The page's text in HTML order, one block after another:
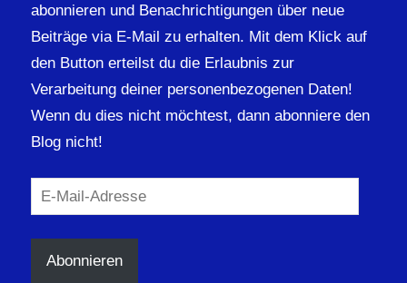
abonnieren und Benachrichtigungen über neue
Beiträge via E-Mail zu erhalten. Mit dem Klick auf
den Button erteilst du die Erlaubnis zur
Verarbeitung deiner personenbezogenen Daten!
Wenn du dies nicht möchtest, dann abonniere den
Blog nicht!
E-
Mail-
Adresse
Abonnieren